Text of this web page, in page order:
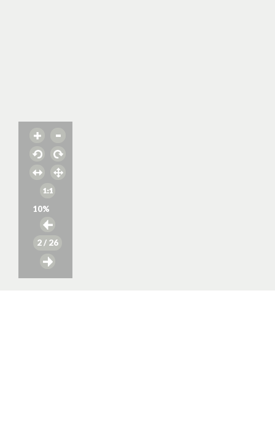
10%
2/ 26